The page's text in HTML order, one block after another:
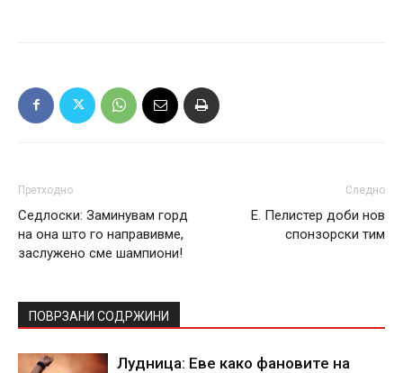
Претходно
Седлоски: Заминувам горд
на она што го направивме,
заслужено сме шампиони!
Следно
Е. Пелистер доби нов
спонзорски тим
ПОВРЗАНИ СОДРЖИНИ
Лудница: Еве како фановите на